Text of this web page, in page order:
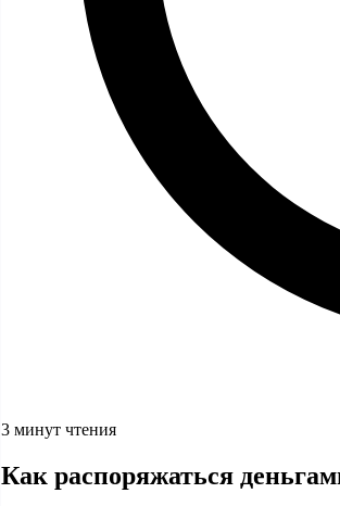
3 минут чтения
Как распоряжаться